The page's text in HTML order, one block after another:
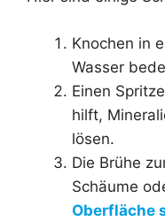
Knochen in
Wasser
Einen
hilft,
lösen.
Die Brühe
Schäume
Oberfläche